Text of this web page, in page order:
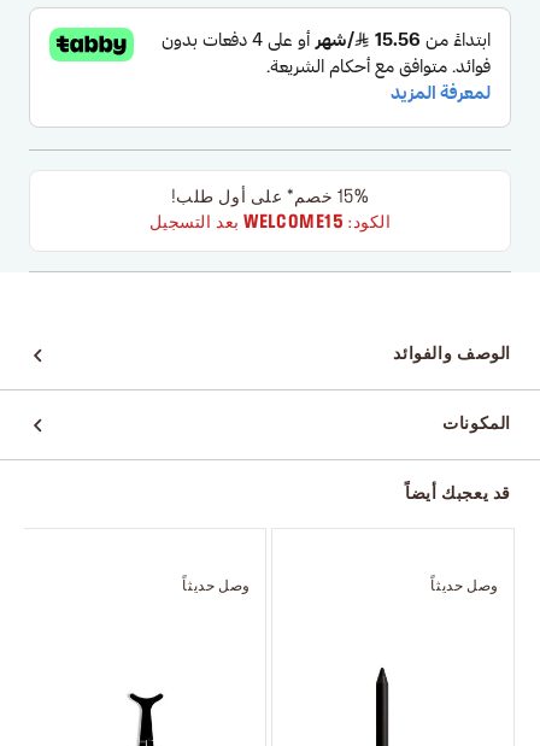
15% خصم* على أول طلب!
الكود: WELCOME15بعد التسجيل
الوصف والفوائد
المكونات
قد يعجبك أيضاً
وصل حديثاً وصل حديثاً